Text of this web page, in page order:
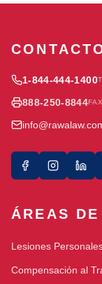
1-844-444-1400
888-250-8844FAX
ÁREAS
Lesiones
Compensación al